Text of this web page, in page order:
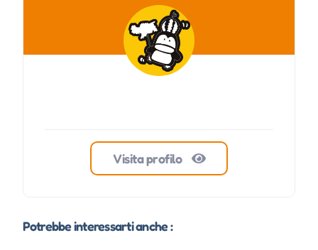
Visita profilo
Potrebbe interessarti anche :